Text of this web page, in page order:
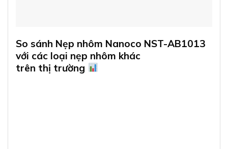
So sánh Nẹp nhôm Nanoco NST-AB1013
với các loại nẹp nhôm khác
trên thị trường